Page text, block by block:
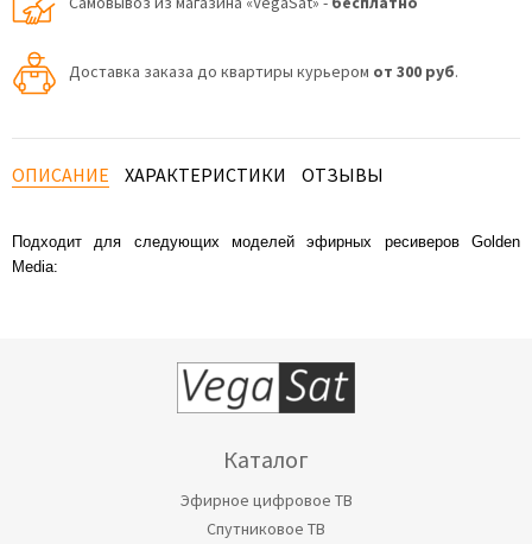
Доставка заказа до квартиры курьером от 300 руб.
ОПИСАНИЕ ХАРАКТЕРИСТИКИ ОТЗЫВЫ
Подходит для следующих моделей эфирных ресиверов Golden
Media:
Каталог
Эфирное цифровое ТВ
Спутниковое ТВ